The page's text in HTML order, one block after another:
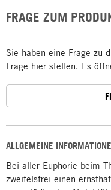
ALLGEMEINE
Bei aller Euphorie beim
zweifelsfrei einen
FRAGE ZUM
Sie haben eine Frage zu
Frage hier stellen. Es